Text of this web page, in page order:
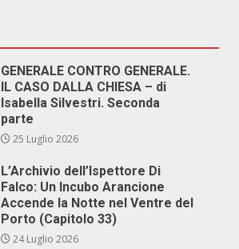
GENERALE CONTRO GENERALE.
IL CASO DALLA CHIESA – di
Isabella Silvestri. Seconda
parte
25 Luglio 2026
L’Archivio dell’Ispettore Di
Falco: Un Incubo Arancione
Accende la Notte nel Ventre del
Porto (Capitolo 33)
24 Luglio 2026